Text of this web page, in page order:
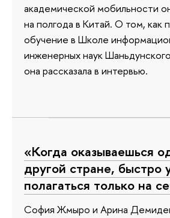
академической мобильности
на полгода в Китай. О том, как
обучение в Школе
инженерных наук
она рассказала в интервью.
«Когда оказываешься
другой стране, быстро
полагаться только на
София Жмыро и Арина